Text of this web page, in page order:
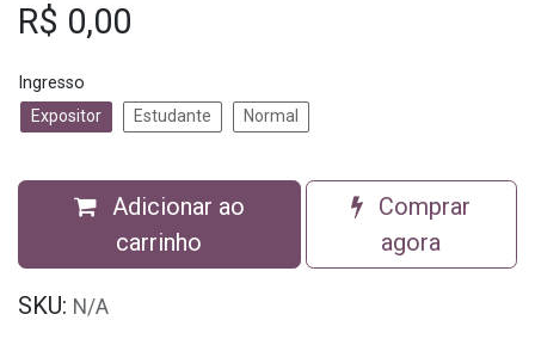
R$ 0,00
Ingresso
Expositor Estudante Normal
Adicionar ao
carrinho
Comprar
agora
SKU: N/A